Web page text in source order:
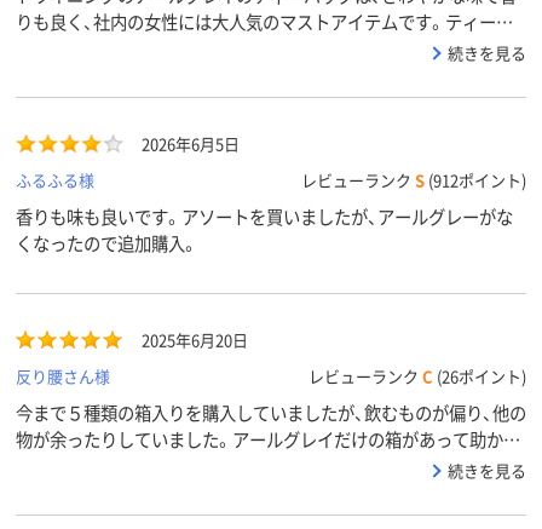
りも良く、社内の女性には大人気のマストアイテムです。ティーバ
続きを見る
2026年6月5日
ふるふる様
レビューランク S (912ポイント)
香りも味も良いです。アソートを買いましたが、アールグレーがな
くなったので追加購入。
2025年6月20日
反り腰さん様
レビューランク C (26ポイント)
今まで５種類の箱入りを購入していましたが、飲むものが偏り、他の
物が余ったりしていました。アールグレイだけの箱があって助かり
続きを見る